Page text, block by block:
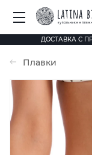
ДОСТАВКА С
Плавки